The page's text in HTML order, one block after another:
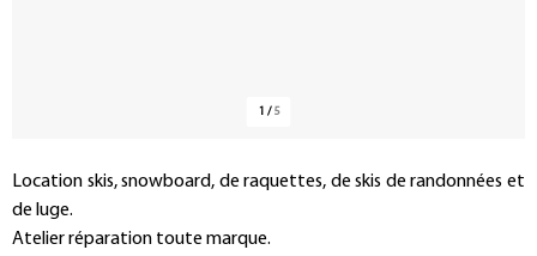
1 /5
Location skis, snowboard, de raquettes, de skis de randonnées et
de luge.
Atelier réparation toute marque.